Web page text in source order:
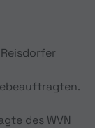
des WVN